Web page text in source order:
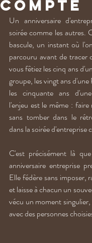
compte
Un anniversaire
soirée comme les autres.
bascule, un instant où
parcouru avant de tracer
vous fêtiez les cinq ans
groupe, les vingt ans
les cinquante ans
l'enjeu est le même : faire
sans tomber dans le
dans la soirée d'entreprise
C'est précisément là
anniversaire entreprise
Elle fédère sans imposer,
et laisse à chacun un
vécu un moment
avec des personnes